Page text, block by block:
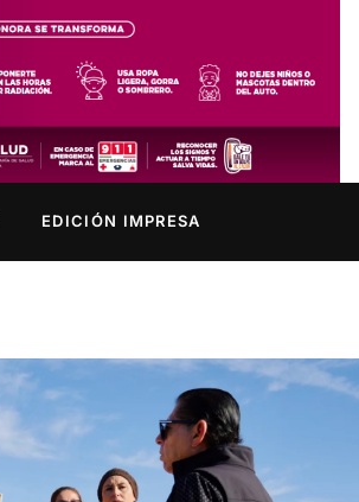
EDICIÓN IMPRESA